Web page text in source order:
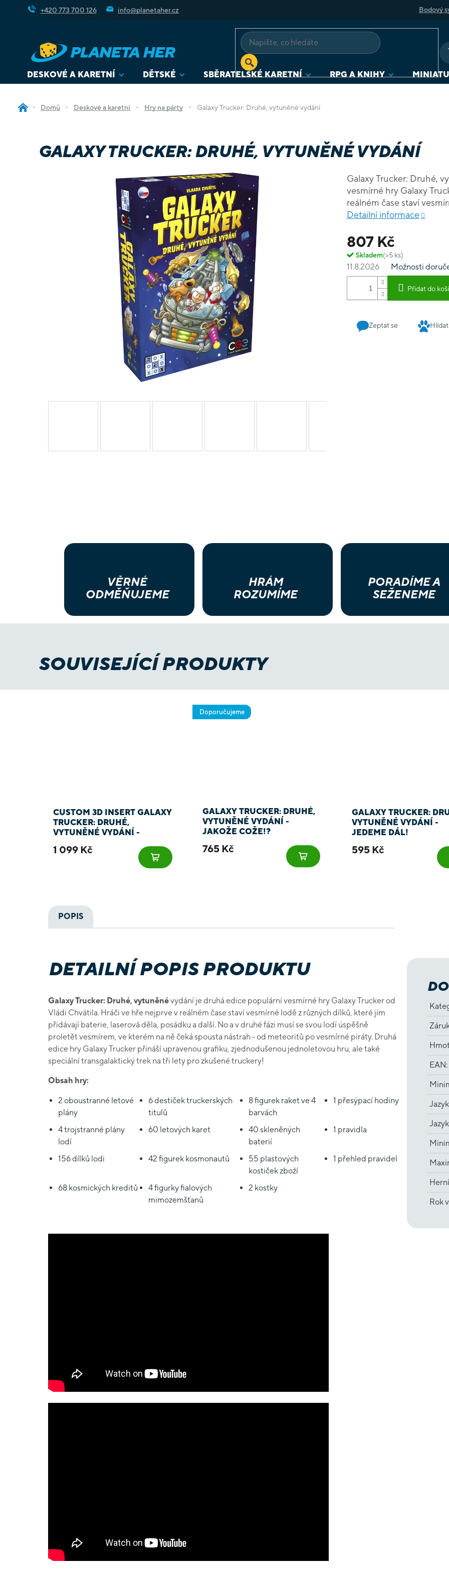
+420 773 700 126 info@planetaher.cz Bodový
DESKOVÉ A KARETNÍ DĚTSKÉ SBĚRATELSKÉ KARETNÍ RPG A KNIHY
Domů Deskové a karetní Hry na párty Galaxy Trucker: Druhé, vytuněné vydání
GALAXY TRUCKER: DRUHÉ, VYTUNĚNÉ VYDÁNÍ
807 Kč
Skladem(>5 ks)
11.8.2026 Možnosti
Přidat do
Galaxy Trucker: Druhé,
vesmírné hry Galaxy
reálném čase staví
baterie, laserová děla,
nástrah - od meteoritů
Trucker přináší
ale také speciální
Detailní informace
Zeptat se Hlídat
VĚRNÉ
ODMĚŇUJEME
HRÁM
ROZUMÍME
PORADÍME A
SEŽENEME
SOUVISEJÍCÍ PRODUKTY
CUSTOM 3D INSERT GALAXY
TRUCKER: DRUHÉ,
VYTUNĚNÉ VYDÁNÍ -
1 099 Kč
Doporučujeme
GALAXY TRUCKER: DRUHÉ,
VYTUNĚNÉ VYDÁNÍ -
JAKOŽE COŽE!?
765 Kč
GALAXY TRUCKER:
VYTUNĚNÉ VYDÁNÍ -
JEDEME DÁL!
595 Kč
POPIS
DETAILNÍ POPIS PRODUKTU
Galaxy Trucker: Druhé, vytuněnévydání je druhá edice populární vesmírné hry Galaxy Trucker od
Vládi Chvátila. Hráči ve hře nejprve v reálném čase staví vesmírné lodě z různých dílků, které jim
přidávají baterie, laserová děla, posádku a další. No a v druhé fázi musí se svou lodí úspěšně
proletět vesmírem, ve kterém na ně čeká spousta nástrah - od meteoritů po vesmírné piráty. Druhá
edice hry Galaxy Trucker přináší upravenou grafiku, zjednodušenou jednoletovou hru, ale také
speciální transgalaktický trek na tři lety pro zkušené truckery!
Obsah hry:
2 oboustranné letové
plány
4 trojstranné plány
lodí
156 dílků lodi
68 kosmických kreditů
6 destiček truckerských
titulů
60 letových karet
42 figurek kosmonautů
4 figurky fialových
mimozemšťanů
8 figurek raket ve 4
barvách
40 skleněných
baterií
55 plastových
kostiček zboží
2 kostky
1 přesýpací hodiny
1 pravidla
1 přehled pravidel
EAN:
Rok